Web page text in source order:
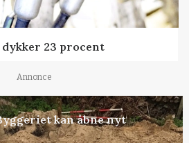
23 procent
Annonce
kan åbne nyt